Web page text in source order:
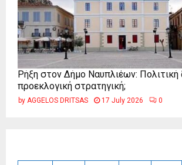
Ρήξη στον Δήμο Ναυπλιέων: Πολιτική
προεκλογική στρατηγική;
by AGGELOS DRITSAS 17 July 2026 0